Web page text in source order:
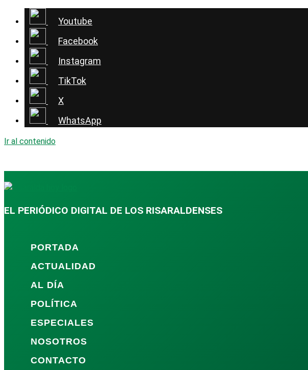
Youtube
Facebook
Instagram
TikTok
X
WhatsApp
Ir al contenido
EL PERIÓDICO DIGITAL DE LOS RISARALDENSES
PORTADA
ACTUALIDAD
AL DÍA
POLÍTICA
ESPECIALES
NOSOTROS
CONTACTO